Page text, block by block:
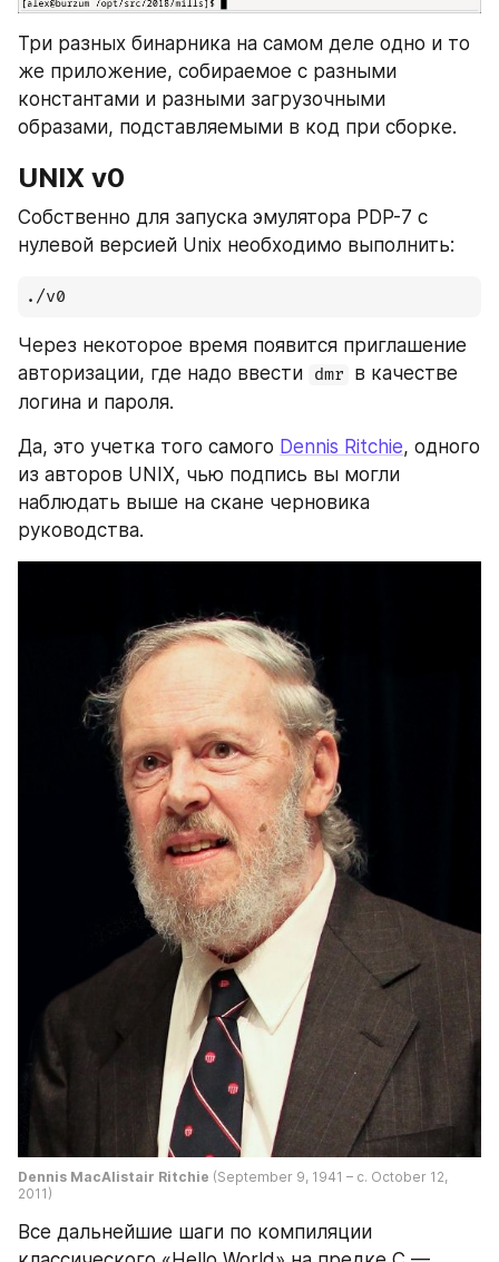
Три разных бинарника на самом деле одно и то
же приложение, собираемое с разными
константами и разными загрузочными
образами, подставляемыми в код при сборке.
UNIX v0
Собственно для запуска эмулятора PDP-7 с
нулевой версией Unix необходимо выполнить:
./v0
Через некоторое время появится приглашение
авторизации, где надо ввести dmr в качестве
логина и пароля.
Да, это учетка того самого Dennis Ritchie, одного
из авторов UNIX, чью подпись вы могли
наблюдать выше на скане черновика
руководства.
Dennis MacAlistair Ritchie (September 9, 1941 – c. October 12,
2011)
Все дальнейшие шаги по компиляции